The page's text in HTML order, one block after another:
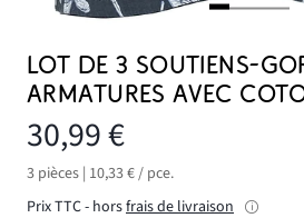
LOT DE 3 SOUTIENS-
ARMATURES AVEC
30,99 €
3 pièces | 10,33 € / pce.
Prix TTC - horsfrais de livraison